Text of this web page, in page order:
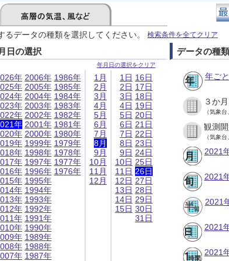
データの種類を選択してください。 検索条件を全てクリア
日の選択
年月日の選択をクリア
年
年
年
年
年
年
年
年
年
年
年
年
年
年
年
年
年
年
年
年
2006年
2005年
2004年
2003年
2002年
2001年
2000年
1999年
1998年
1997年
1996年
1995年
1994年
1993年
1992年
1991年
1990年
1989年
1988年
1987年
1986年
1985年
1984年
1983年
1982年
1981年
1980年
1979年
1978年
1977年
1976年
1月
2月
3月
4月
5月
6月
7月
8月
9月
10月
11月
12月
1日
2日
3日
4日
5日
6日
7日
8日
9日
10日
11日
12日
13日
14日
15日
16日
17日
18日
19日
20日
21日
22日
23日
24日
25日
26日
27日
28日
29日
30日
31日
データの種類
年ご
３か
（気象
観測
（気象
2021
2021
2021
2021
2021